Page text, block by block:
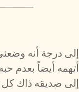
إلى درجة أنه
أتهمه أيضاً بعدم
إلى صديقه ذاك كل